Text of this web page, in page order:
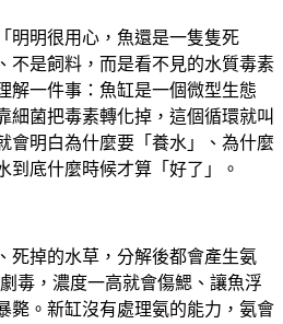
明明很用心，魚還是一隻隻死
不是飼料，而是看不見的水質毒素
解一件事：魚缸是一個微型生態
細菌把毒素轉化掉，這個循環就叫
會明白為什麼要「養水」、為什麼
到底什麼時候才算「好了」。
死掉的水草，分解後都會產生氨
毒，濃度一高就會傷鰓、讓魚浮
斃。新缸沒有處理氨的能力，氨會